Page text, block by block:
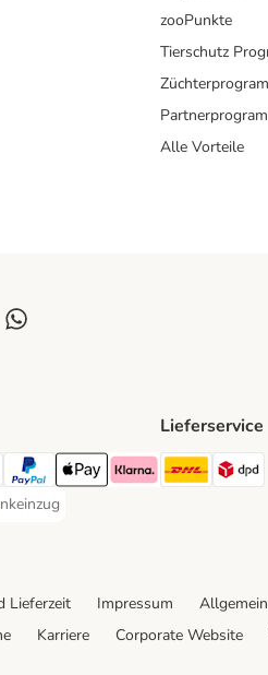
zooPunkte
Tierschutz
Alle Vorteile
Payment Method
Payment Method
PayPal Payment Method
Apple Pay Payment Method
Klarna Payment Method
MethodPayment Method
Lieferservice
DHL
Lieferzeit Impressum
Karriere Corporate Website